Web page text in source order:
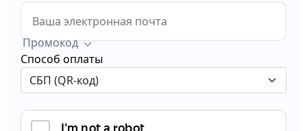
Промокод
Способ оплаты